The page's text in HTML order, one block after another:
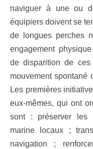
naviguer à une ou
équipiers doivent se
de longues perches
engagement
de disparition de ces
mouvement spontané
Les premières
eux-mêmes, qui ont
sont : préserver les
marine locaux ;
navigation ;